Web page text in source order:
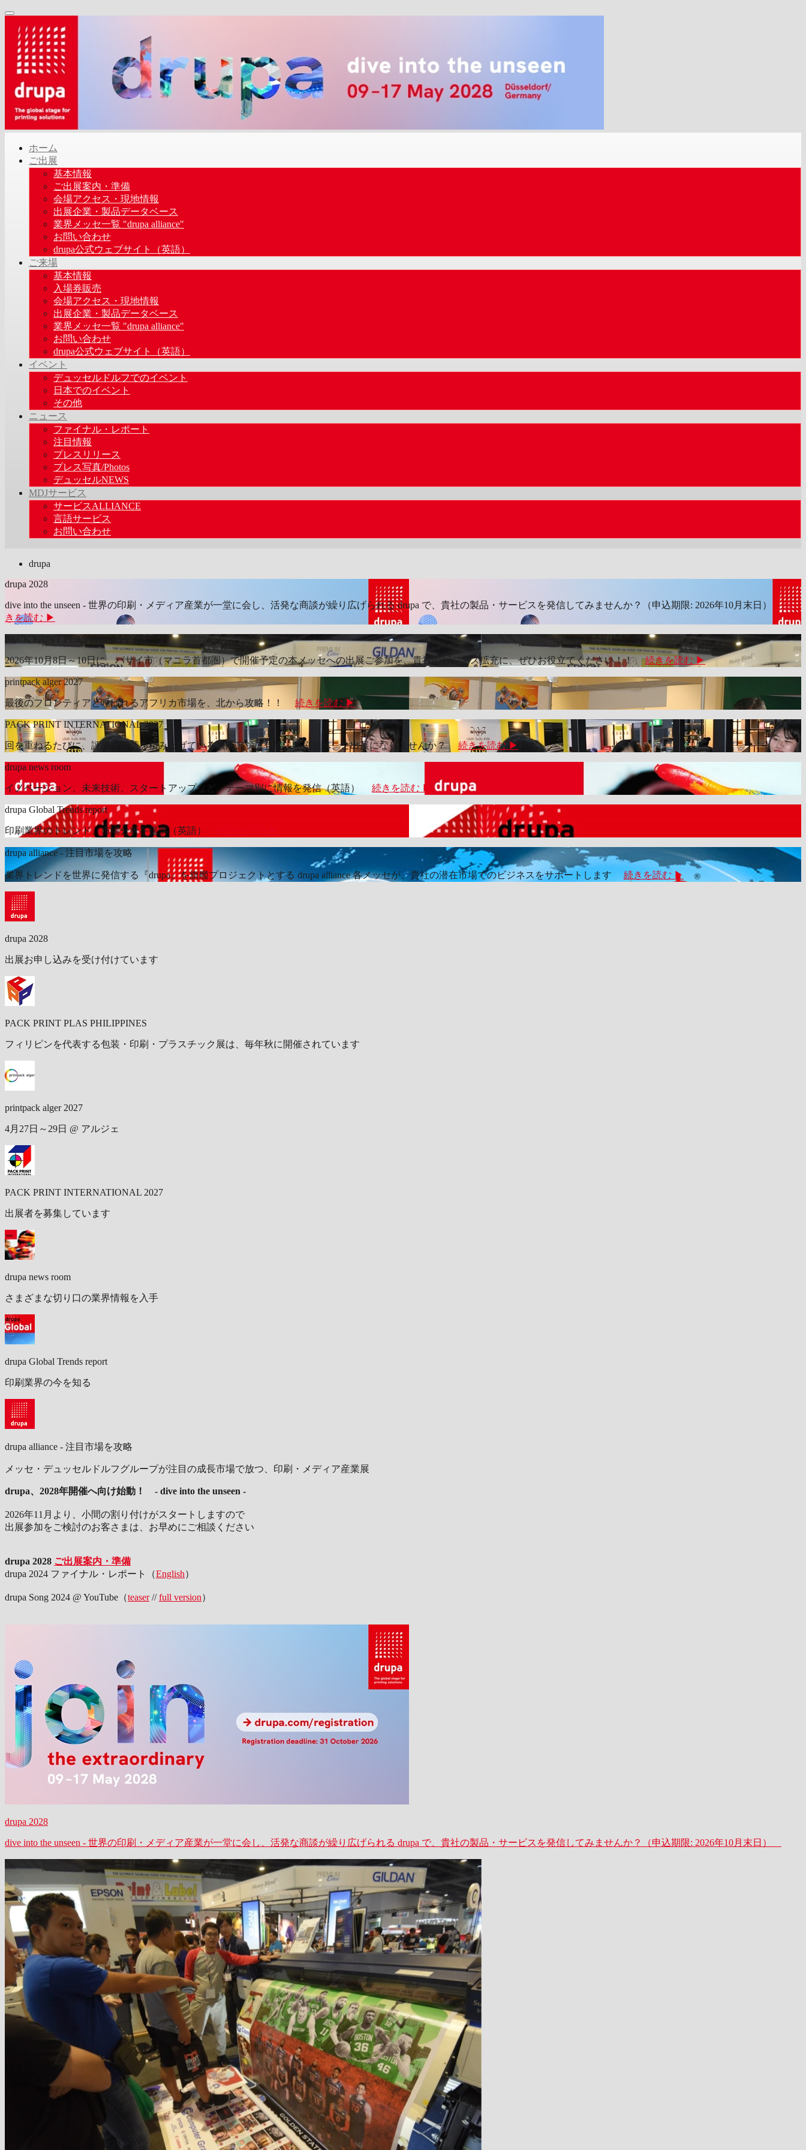
ホーム
ご出展
基本情報
ご出展案内・準備
会場アクセス・現地情報
出展企業・製品データベース
業界メッセ一覧 "drupa alliance"
お問い合わせ
drupa公式ウェブサイト（英語）
ご来場
基本情報
入場券販売
会場アクセス・現地情報
出展企業・製品データベース
業界メッセ一覧 "drupa alliance"
お問い合わせ
drupa公式ウェブサイト（英語）
イベント
デュッセルドルフでのイベント
日本でのイベント
その他
ニュース
ファイナル・レポート
注目情報
プレスリリース
プレス写真/Photos
デュッセルNEWS
MDJサービス
サービスALLIANCE
言語サービス
お問い合わせ
drupa
drupa 2028
dive into the unseen - 世界の印刷・メディア産業が一堂に会し、活発な商談が繰り広げられる drupa で、貴社の製品・サービスを発信してみませんか？（申込期限: 2026年10月末日）続
きを読む ▶
PACK PRINT PLAS PHILIPPINES
2026年10月8日～10日に、パサイ市（マニラ首都圏）で開催予定の本メッセへの出展ご参加を、貴社のビジネス拡充に、ぜひお役立てください！！続きを読む ▶
printpack alger 2027
最後のフロンティアと呼ばれるアフリカ市場を、北から攻略！！ 続きを読む ▶
PACK PRINT INTERNATIONAL 2027
回を重ねるたびに、評価と実績を積み上げている東南アジア包装・印刷展へ、ご出展になりませんか？ 続きを読む ▶
drupa news room
イノベーション、未来技術、スタートアップなど、テーマ別に情報を発信（英語） 続きを読む ▶
drupa Global Trends report
印刷業界のトレンド、市場分析を提供（英語）
drupa alliance - 注目市場を攻略
業界トレンドを世界に発信する『drupa』を旗艦プロジェクトとする drupa alliance 各メッセが、貴社の潜在市場でのビジネスをサポートします 続きを読む ▶
drupa 2028
出展お申し込みを受け付けています
PACK PRINT PLAS PHILIPPINES
フィリピンを代表する包装・印刷・プラスチック展は、毎年秋に開催されています
printpack alger 2027
4月27日～29日 @ アルジェ
PACK PRINT INTERNATIONAL 2027
出展者を募集しています
drupa news room
さまざまな切り口の業界情報を入手
drupa Global Trends report
印刷業界の今を知る
drupa alliance - 注目市場を攻略
メッセ・デュッセルドルフグループが注目の成長市場で放つ、印刷・メディア産業展
drupa、2028年開催へ向け始動！ - dive into the unseen -
2026年11月より、小間の割り付けがスタートしますので
出展参加をご検討のお客さまは、お早めにご相談ください
drupa 2028 ご出展案内・準備
drupa 2024 ファイナル・レポート（English）
drupa Song 2024 @ YouTube（teaser//full version）
drupa 2028
dive into the unseen - 世界の印刷・メディア産業が一堂に会し、活発な商談が繰り広げられる drupa で、貴社の製品・サービスを発信してみませんか？（申込期限: 2026年10月末日）